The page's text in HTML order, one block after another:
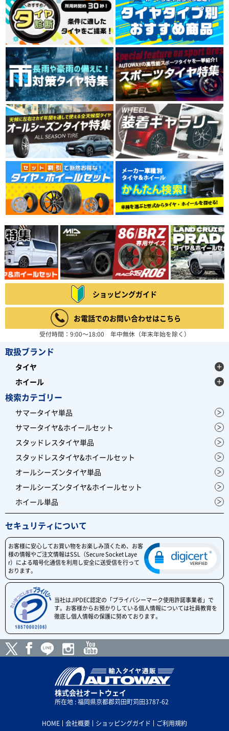
ショッピングガイド
お電話でのお問い合わせはこちら
受付時間：9:00～18:00 年中無休（年末年始を除く）
取扱ブランド
タイヤ
ホイール
検索カテゴリー
サマータイヤ単品
サマータイヤ&ホイールセット
スタッドレスタイヤ単品
スタッドレスタイヤ&ホイールセット
オールシーズンタイヤ単品
オールシーズンタイヤ&ホイールセット
ホイール単品
セキュリティについて
お客様に安心してお買い物をお楽しみ頂くため、お客
様の情報やご注文情報はSSL（Secure Socket Laye
r）による暗号化通信を利用し安全に送受信を行って
おります。
当社はJIPDEC認定の「プライバシーマーク使用許諾事業者」で
す。お客様からお預かりしている個人情報については社員教育を
徹底し個人情報の保護に努めております。
株式会社オートウェイ
所在地 : 福岡県京都郡苅田町苅田3787-62
HOME 会社概要 ショッピングガイド ご利用規約